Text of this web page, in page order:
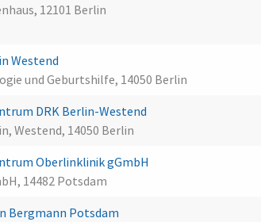
12101 Berlin
Westend
und Geburtshilfe, 14050 Berlin
DRK Berlin-Westend
Westend, 14050 Berlin
Oberlinklinik gGmbH
14482 Potsdam
Bergmann Potsdam